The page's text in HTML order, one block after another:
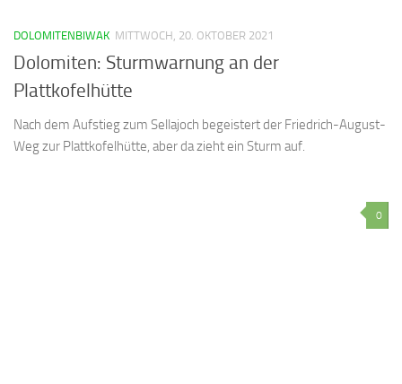
DOLOMITENBIWAK MITTWOCH, 20. OKTOBER 2021
Dolomiten: Sturmwarnung an der
Plattkofelhütte
Nach dem Aufstieg zum Sellajoch begeistert der Friedrich-August-
Weg zur Plattkofelhütte, aber da zieht ein Sturm auf.
0